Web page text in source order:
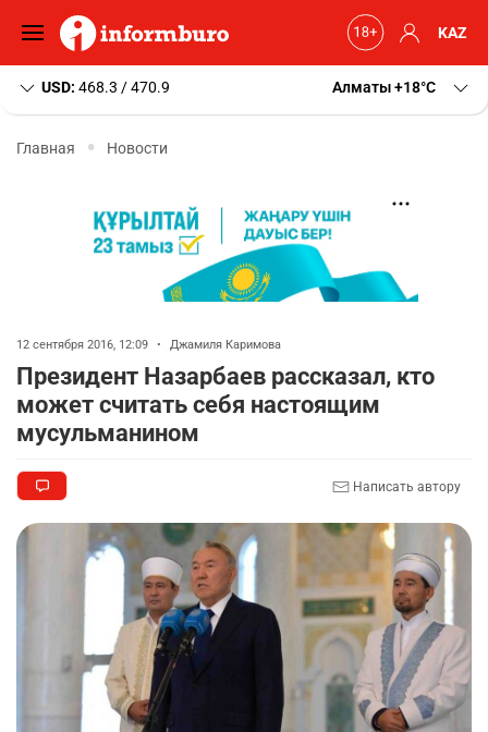
KAZ
USD: 468.3 / 470.9 Алматы+18 C
Главная Новости
12 сентября 2016, 12:09 • Джамиля Каримова
Президент Назарбаев рассказал, кто
может считать себя настоящим
мусульманином
Написать автору